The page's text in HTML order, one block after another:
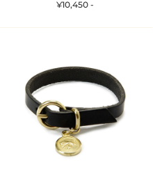
¥10,450 -